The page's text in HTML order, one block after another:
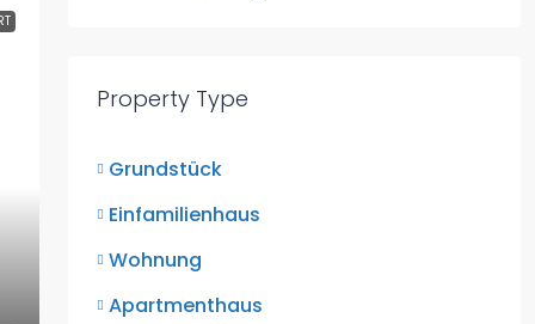
Property Type
Grundstück
Einfamilienhaus
Wohnung
Apartmenthaus